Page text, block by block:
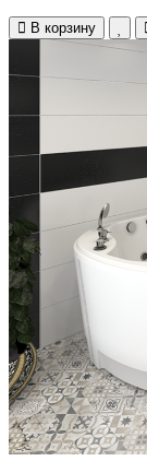
В корзину